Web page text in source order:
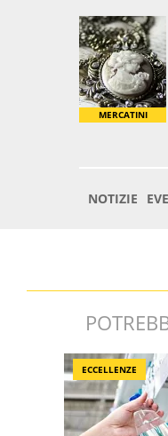
ECCELLENZE